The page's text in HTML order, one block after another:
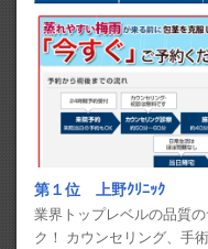
第１位 上野ｸﾘﾆｯｸ
業界トップレベルの品質
ク！ カウンセリング、手